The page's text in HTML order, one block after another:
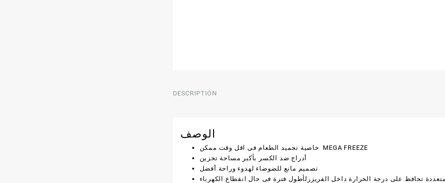
DESCRIPTION
الوصف
خاصية تجميد الطعام فى اقل وقت ممكن MEGA FREEZE
أدراج ضد الكسر بأكبر مساحة تخزين
تصميم مانع للضوضاء لهدوء وراحة أفضل
تحافظ على درجة الحرارة داخل الفريزرلأطول فترة فى حال انقطاع الكهرباء